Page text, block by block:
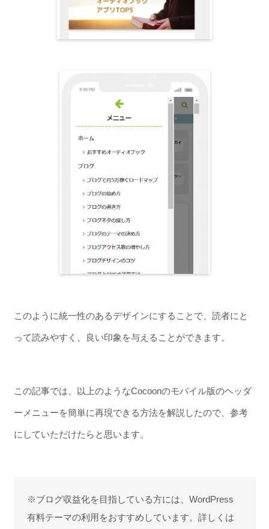
このように統一性のあるデザインにすることで、読者にと
って読みやすく、良い印象を与えることができます。
この記事では、以上のようなCocoonのモバイル版のヘッダ
ーメニューを簡単に再現できる方法を解説したので、参考
にしていただけたらと思います。
※ブログ収益化を目指している方には、WordPress
有料テーマの利用をおすすめしています。詳しくは